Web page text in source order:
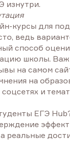
изнутри.
курсы для
ведь
способ
школы.
на самом
на
и
ЕГЭ
реальные